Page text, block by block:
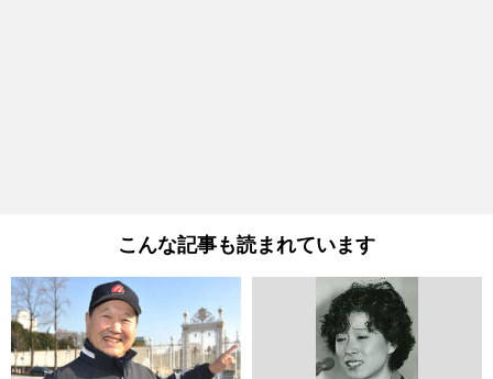
こんな記事も読まれています